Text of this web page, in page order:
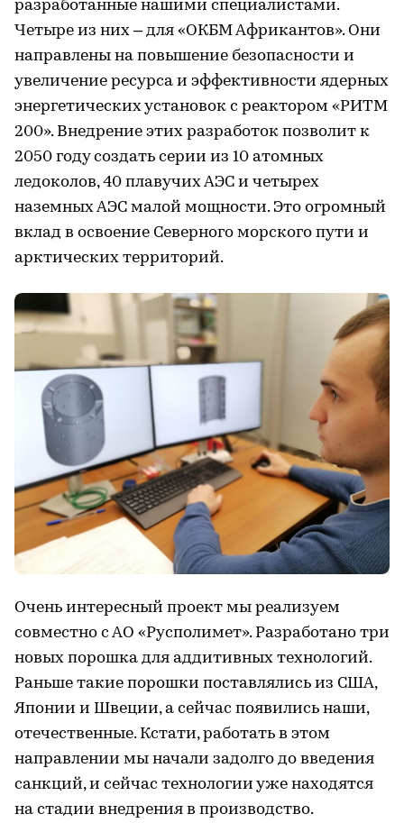
разработанные нашими специалистами.
Четыре из них – для «ОКБМ Африкантов». Они
направлены на повышение безопасности и
увеличение ресурса и эффективности ядерных
энергетических установок с реактором «РИТМ
200». Внедрение этих разработок позволит к
2050 году создать серии из 10 атомных
ледоколов, 40 плавучих АЭС и четырех
наземных АЭС малой мощности. Это огромный
вклад в освоение Северного морского пути и
арктических территорий.
Очень интересный проект мы реализуем
совместно с АО «Русполимет». Разработано три
новых порошка для аддитивных технологий.
Раньше такие порошки поставлялись из США,
Японии и Швеции, а сейчас появились наши,
отечественные. Кстати, работать в этом
направлении мы начали задолго до введения
санкций, и сейчас технологии уже находятся
на стадии внедрения в производство.